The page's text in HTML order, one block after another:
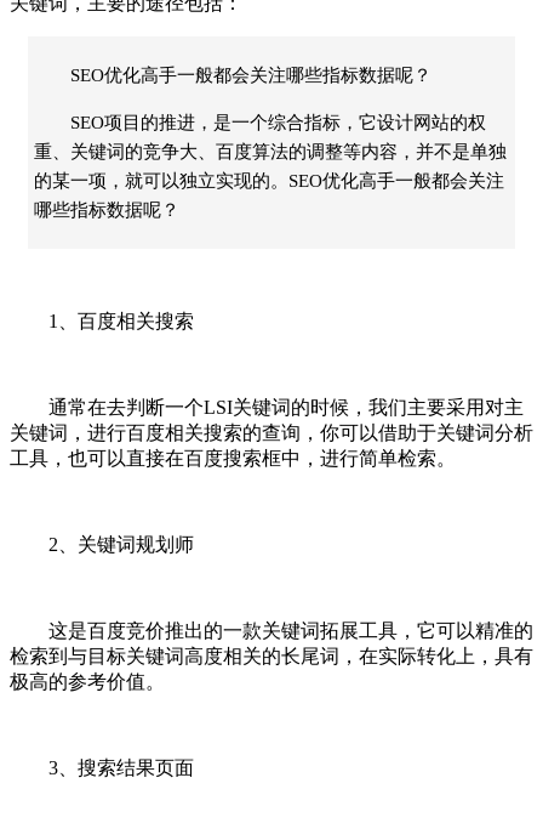
SEO优化高手一般都会关注哪些指标数据呢？
SEO项目的推进，是一个综合指标，它设计网站的权
重、关键词的竞争大、百度算法的调整等内容，并不是单独
的某一项，就可以独立实现的。SEO优化高手一般都会关注
哪些指标数据呢？
1、百度相关搜索
通常在去判断一个LSI关键词的时候，我们主要采用对主
关键词，进行百度相关搜索的查询，你可以借助于关键词分析
工具，也可以直接在百度搜索框中，进行简单检索。
2、关键词规划师
这是百度竞价推出的一款关键词拓展工具，它可以精准的
检索到与目标关键词高度相关的长尾词，在实际转化上，具有
极高的参考价值。
3、搜索结果页面